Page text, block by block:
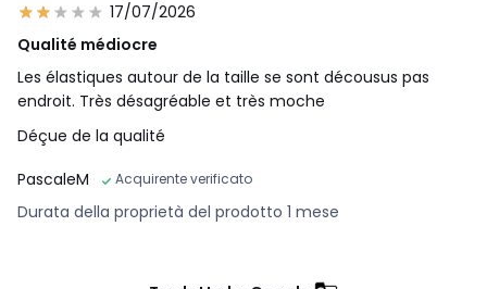
17/07/2026
Qualité médiocre
Les élastiques autour de la taille se sont décousus pas
endroit. Très désagréable et très moche
Déçue de la qualité
PascaleM
Acquirente verificato
Durata della proprietà del prodotto 1 mese